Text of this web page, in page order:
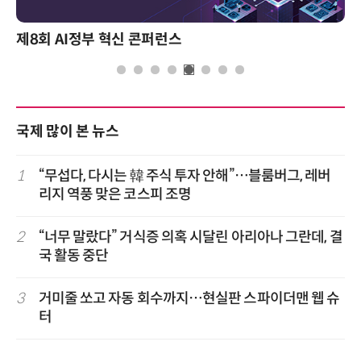
제8회 AI정부 혁신 콘퍼런스
국제 많이 본 뉴스
1
“무섭다, 다시는 韓 주식 투자 안해”…블룸버그, 레버
리지 역풍 맞은 코스피 조명
2
“너무 말랐다” 거식증 의혹 시달린 아리아나 그란데, 결
국 활동 중단
3
거미줄 쏘고 자동 회수까지…현실판 스파이더맨 웹 슈
터